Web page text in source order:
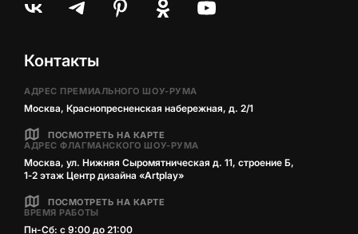
Контакты
АДРЕС ПРЕМИАЛЬНОГО ШОУ-РУМА
Москва, Краснопресненская набережная, д. 2/1
ПОСМОТРЕТЬ НА КАРТЕ
АДРЕС ФЛАГМАНСКОГО ШОУ-РУМА
Москва, ул. Нижняя Сыромятническая д. 11, строение Б,
1‑2 этаж Центр дизайна «Artplay»
ПОСМОТРЕТЬ НА КАРТЕ
ВРЕМЯ РАБОТЫ
Пн-Сб: с 9:00 до 21:00